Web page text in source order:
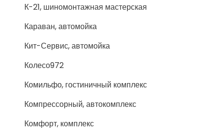
К-21, шиномонтажная мастерская
Караван, автомойка
Кит-Сервис, автомойка
Колесо972
Комильфо, гостиничный комплекс
Компрессорный, автокомплекс
Комфорт, комплекс